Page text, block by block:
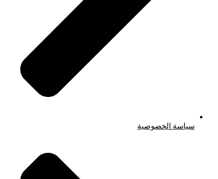
سياسة الخصوصية